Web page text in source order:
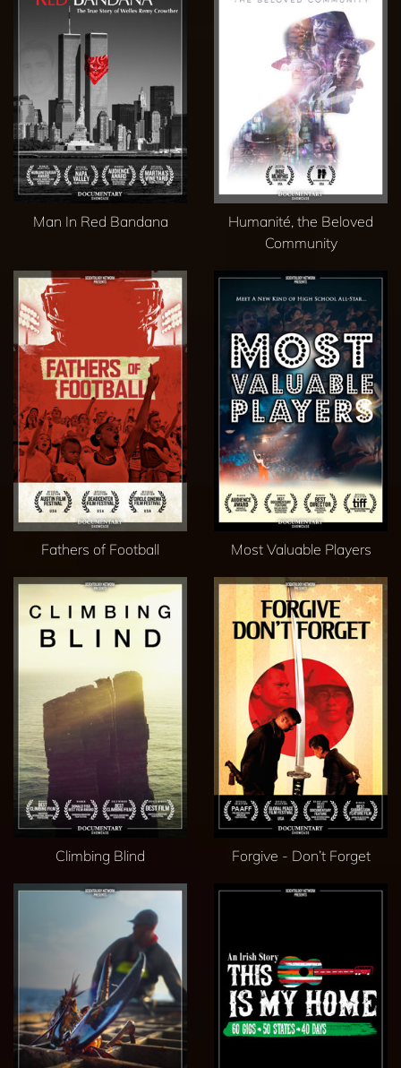
Man In Red Bandana
Humanité, the Beloved
Community
Fathers of Football Most Valuable Players
Climbing Blind Forgive - Don’t Forget